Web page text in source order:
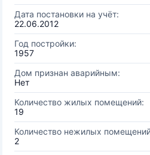
Дата постановки на учёт:
22.06.2012
Год постройки:
1957
Дом признан аварийным:
Нет
Количество жилых помещений:
19
Количество нежилых
2